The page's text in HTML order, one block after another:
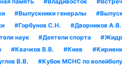
#Выпускники генералы
#Горбунов С.Н. #Дворников А.В.
наук #Деятели спорта
#Квачков В.В. #Киев
В.В. #Кубок МСНС по волейболу